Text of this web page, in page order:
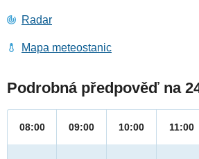
Radar
Mapa meteostanic
Podrobná předpověď na
08:00 09:00 10:00 11:00